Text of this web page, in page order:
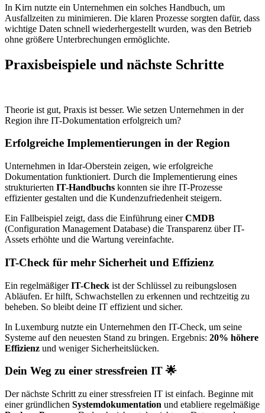
In Kirn nutzte ein Unternehmen ein solches Handbuch, um
Ausfallzeiten zu minimieren. Die klaren Prozesse sorgten dafür, dass
wichtige Daten schnell wiederhergestellt wurden, was den Betrieb
ohne größere Unterbrechungen ermöglichte.
Praxisbeispiele und nächste Schritte
Theorie ist gut, Praxis ist besser. Wie setzen Unternehmen in der
Region ihre IT-Dokumentation erfolgreich um?
Erfolgreiche Implementierungen in der Region
Unternehmen in Idar-Oberstein zeigen, wie erfolgreiche
Dokumentation funktioniert. Durch die Implementierung eines
strukturierten IT-Handbuchs konnten sie ihre IT-Prozesse
effizienter gestalten und die Kundenzufriedenheit steigern.
Ein Fallbeispiel zeigt, dass die Einführung einerCMDB
(Configuration Management Database) die Transparenz über IT-
Assets erhöhte und die Wartung vereinfachte.
IT-Check für mehr Sicherheit und Effizienz
Ein regelmäßigerIT-Check ist der Schlüssel zu reibungslosen
Abläufen. Er hilft, Schwachstellen zu erkennen und rechtzeitig zu
beheben. So bleibt deine IT effizient und sicher.
In Luxemburg nutzte ein Unternehmen den IT-Check, um seine
Systeme auf den neuesten Stand zu bringen. Ergebnis: 20% höhere
Effizienz und weniger Sicherheitslücken.
Dein Weg zu einer stressfreien IT 🌟
Der nächste Schritt zu einer stressfreien IT ist einfach. Beginne mit
einer gründlichen Systemdokumentation und etabliere regelmäßige